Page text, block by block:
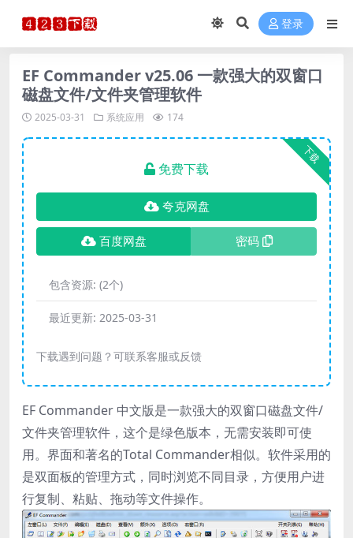
登录
EF Commander v25.06 一款强大的双窗口
磁盘文件/文件夹管理软件
2025-03-31 系统应用 174
下载
免费下载
夸克网盘
百度网盘 密码
包含资源: (2个)
最近更新: 2025-03-31
下载遇到问题？可联系客服或反馈
EF Commander 中文版是一款强大的双窗口磁盘文件/
文件夹管理软件，这个是绿色版本，无需安装即可使
用。界面和著名的Total Commander相似。软件采用的
是双面板的管理方式，同时浏览不同目录，方便用户进
行复制、粘贴、拖动等文件操作。